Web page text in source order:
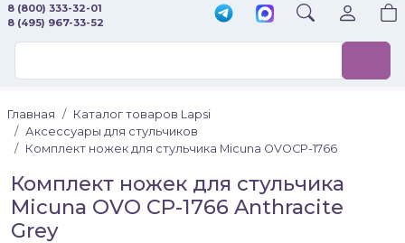
8 (800) 333-32-01
8 (495) 967-33-52
Главная
Каталог товаров Lapsi
Аксессуары для стульчиков
Комплект ножек для стульчика Micuna OVOСР-1766
Комплект ножек для стульчика
Micuna OVO СР-1766 Anthracite
Grey